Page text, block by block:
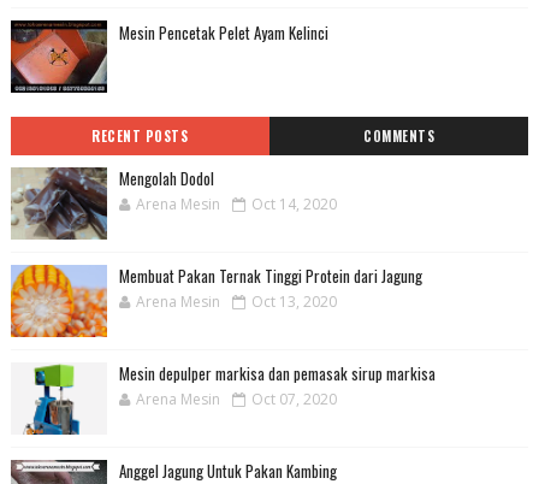
Mesin Pencetak Pelet Ayam Kelinci
RECENT POSTS COMMENTS
Mengolah Dodol
Arena Mesin Oct 14, 2020
Membuat Pakan Ternak Tinggi Protein dari Jagung
Arena Mesin Oct 13, 2020
Mesin depulper markisa dan pemasak sirup markisa
Arena Mesin Oct 07, 2020
Anggel Jagung Untuk Pakan Kambing